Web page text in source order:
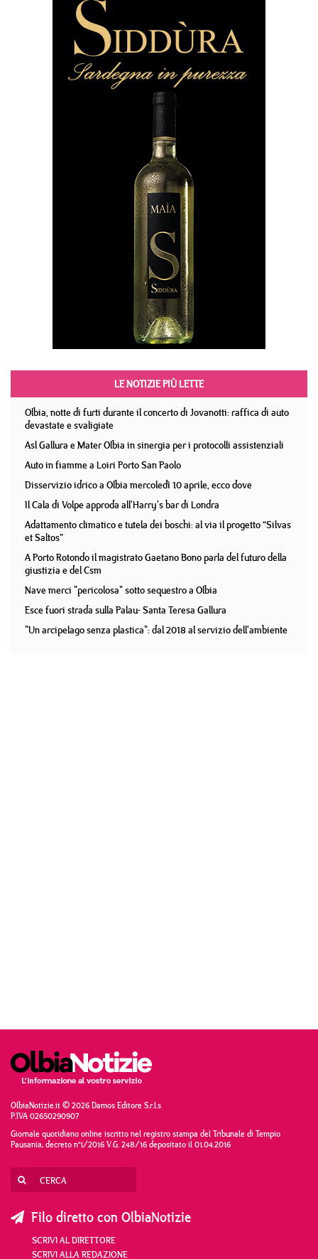
LE NOTIZIE PIÙ LETTE
Olbia, notte di furti durante il concerto di Jovanotti: raffica di auto
devastate e svaligiate
Asl Gallura e Mater Olbia in sinergia per i protocolli assistenziali
Auto in fiamme a Loiri Porto San Paolo
Disservizio idrico a Olbia mercoledì 10 aprile, ecco dove
Il Cala di Volpe approda all'Harry's bar di Londra
Adattamento climatico e tutela dei boschi: al via il progetto “Silvas
et Saltos”
A Porto Rotondo il magistrato Gaetano Bono parla del futuro della
giustizia e del Csm
Nave merci "pericolosa" sotto sequestro a Olbia
Esce fuori strada sulla Palau- Santa Teresa Gallura
"Un arcipelago senza plastica": dal 2018 al servizio dell'ambiente
OlbiaNotizie.it © 2026 Damos Editore S.r.l.s
P.IVA 02650290907
Giornale quotidiano online iscritto nel registro stampa del Tribunale di Tempio
Pausania, decreto n°1/2016 V.G. 248/16 depositato il 01.04.2016
Filo diretto con OlbiaNotizie
SCRIVI AL DIRETTORE
SCRIVI ALLA REDAZIONE